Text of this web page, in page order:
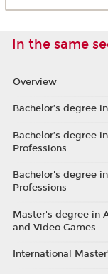
In the same
Overview
Bachelor’s degree
Bachelor’s degree
Professions
Bachelor's degree
Professions
Master's degree in
and Video Games
International